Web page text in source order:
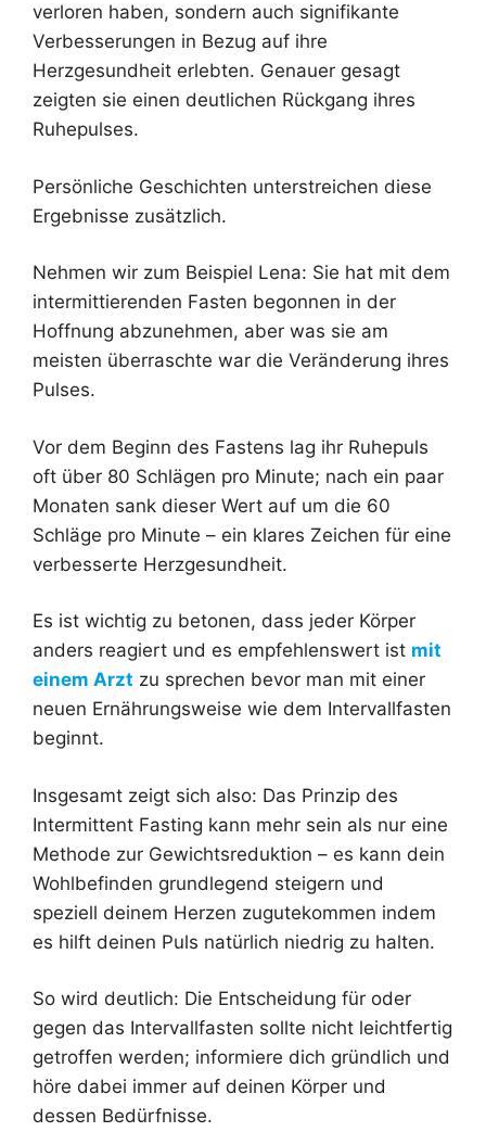
verloren haben, sondern auch signifikante
Verbesserungen in Bezug auf ihre
Herzgesundheit erlebten. Genauer gesagt
zeigten sie einen deutlichen Rückgang ihres
Ruhepulses.
Persönliche Geschichten unterstreichen diese
Ergebnisse zusätzlich.
Nehmen wir zum Beispiel Lena: Sie hat mit dem
intermittierenden Fasten begonnen in der
Hoffnung abzunehmen, aber was sie am
meisten überraschte war die Veränderung ihres
Pulses.
Vor dem Beginn des Fastens lag ihr Ruhepuls
oft über 80 Schlägen pro Minute; nach ein paar
Monaten sank dieser Wert auf um die 60
Schläge pro Minute – ein klares Zeichen für eine
verbesserte Herzgesundheit.
Es ist wichtig zu betonen, dass jeder Körper
anders reagiert und es empfehlenswert ist mit
einem Arzt zu sprechen bevor man mit einer
neuen Ernährungsweise wie dem Intervallfasten
beginnt.
Insgesamt zeigt sich also: Das Prinzip des
Intermittent Fasting kann mehr sein als nur eine
Methode zur Gewichtsreduktion – es kann dein
Wohlbefinden grundlegend steigern und
speziell deinem Herzen zugutekommen indem
es hilft deinen Puls natürlich niedrig zu halten.
So wird deutlich: Die Entscheidung für oder
gegen das Intervallfasten sollte nicht leichtfertig
getroffen werden; informiere dich gründlich und
höre dabei immer auf deinen Körper und
dessen Bedürfnisse.